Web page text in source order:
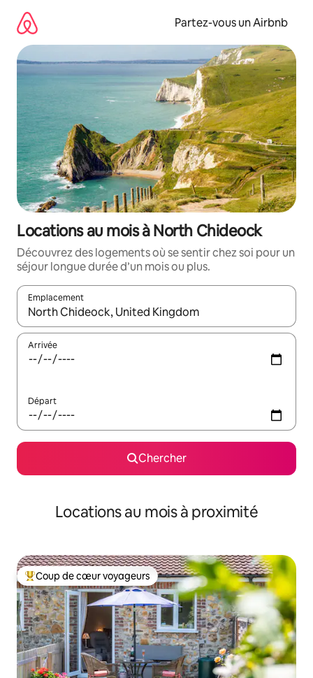
directement
contenu
Partez-vous un Airbnb
Locations au mois à North Chideock
Découvrez des logements où se sentir chez soi pour un
séjour longue durée d’un mois ou plus.
Emplacement
Quand les résultats sont affichés, parcourez-les en utilisant
Arrivée
Départ
Chercher
Locations au mois à proximité
Coup de cœur voyageurs parmi les plus aimés
Coup de cœur voyageurs